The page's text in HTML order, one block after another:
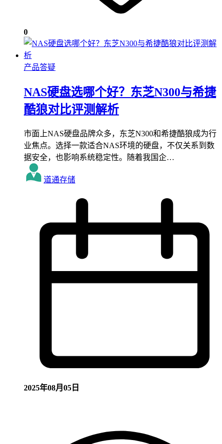
0
产品答疑
NAS硬盘选哪个好？东芝N300与希捷
酷狼对比评测解析
市面上NAS硬盘品牌众多，东芝N300和希捷酷狼成为行
业焦点。选择一款适合NAS环境的硬盘，不仅关系到数
据安全，也影响系统稳定性。随着我国企…
道通存储
2025年08月05日